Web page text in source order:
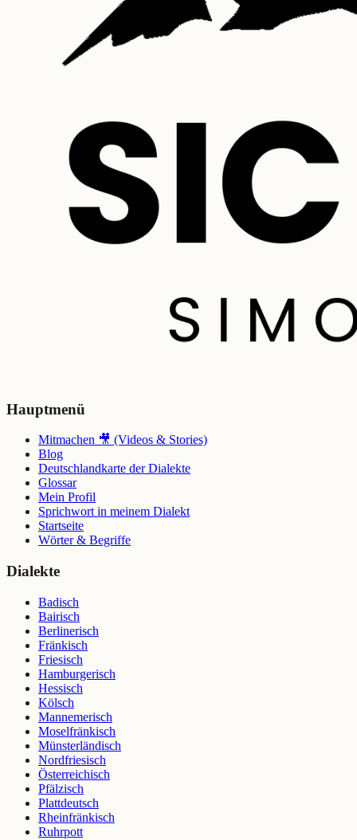
Hauptmenü
Mitmachen 🎥 (Videos & Stories)
Blog
Deutschlandkarte der Dialekte
Glossar
Mein Profil
Sprichwort in meinem Dialekt
Startseite
Wörter & Begriffe
Dialekte
Badisch
Bairisch
Berlinerisch
Fränkisch
Friesisch
Hamburgerisch
Hessisch
Kölsch
Mannemerisch
Moselfränkisch
Münsterländisch
Nordfriesisch
Österreichisch
Pfälzisch
Plattdeutsch
Rheinfränkisch
Ruhrpott